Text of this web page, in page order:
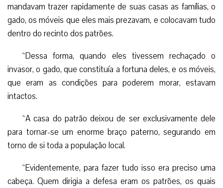
mandavam trazer rapidamente de suas casas as famílias, o
gado, os móveis que eles mais prezavam, e colocavam tudo
dentro do recinto dos patrões.
“Dessa forma, quando eles tivessem rechaçado o
invasor, o gado, que constituía a fortuna deles, e os móveis,
que eram as condições para poderem morar, estavam
intactos.
“A casa do patrão deixou de ser exclusivamente dele
para tornar-se um enorme braço paterno, segurando em
torno de si toda a população local.
“Evidentemente, para fazer tudo isso era preciso uma
cabeça. Quem dirigia a defesa eram os patrões, os quais